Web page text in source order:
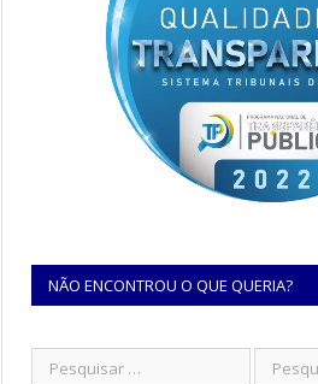
NÃO ENCONTROU O QUE QUERIA?